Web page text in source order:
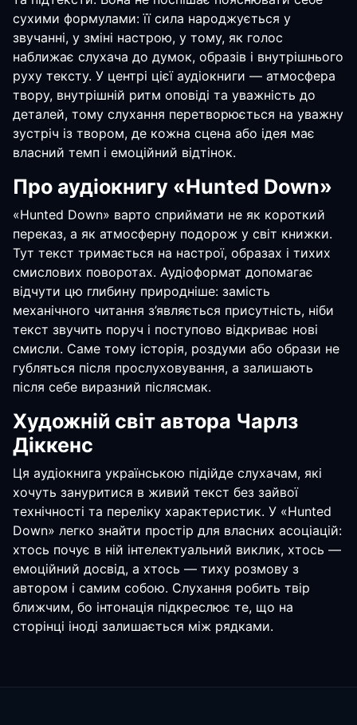
сухими формулами: її сила народжується у
звучанні, у зміні настрою, у тому, як голос
наближає слухача до думок, образів і внутрішнього
руху тексту. У центрі цієї аудіокниги — атмосфера
твору, внутрішній ритм оповіді та уважність до
деталей, тому слухання перетворюється на уважну
зустріч із твором, де кожна сцена або ідея має
власний темп і емоційний відтінок.
Про аудіокнигу «Hunted Down»
«Hunted Down» варто сприймати не як короткий
переказ, а як атмосферну подорож у світ книжки.
Тут текст тримається на настрої, образах і тихих
смислових поворотах. Аудіоформат допомагає
відчути цю глибину природніше: замість
механічного читання з’являється присутність, ніби
текст звучить поруч і поступово відкриває нові
смисли. Саме тому історія, роздуми або образи не
губляться після прослуховування, а залишають
після себе виразний післясмак.
Художній світ автора Чарлз
Діккенс
Ця аудіокнига українською підійде слухачам, які
хочуть зануритися в живий текст без зайвої
технічності та переліку характеристик. У «Hunted
Down» легко знайти простір для власних асоціацій:
хтось почує в ній інтелектуальний виклик, хтось —
емоційний досвід, а хтось — тиху розмову з
автором і самим собою. Слухання робить твір
ближчим, бо інтонація підкреслює те, що на
сторінці іноді залишається між рядками.